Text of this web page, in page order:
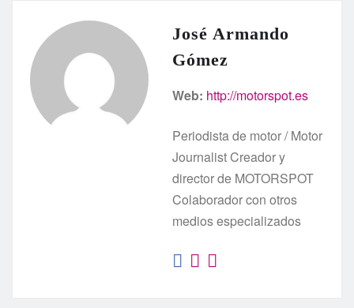
José Armando
Gómez
Web: http://motorspot.es
Periodista de motor / Motor
Journalist Creador y
director de MOTORSPOT
Colaborador con otros
medios especializados